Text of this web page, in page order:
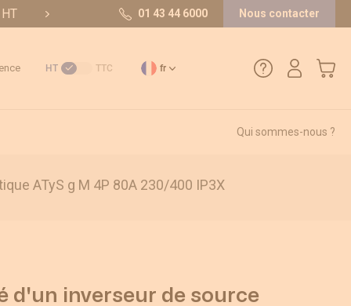
10/10 sur 36 avis
01 43 44 6000 Nous contacter
Comment créer un compte ?
Mon
HT TTC fr
Qui sommes-nous ?
ATyS g M 4P 80A 230/400 IP3X
d'un inverseur de source